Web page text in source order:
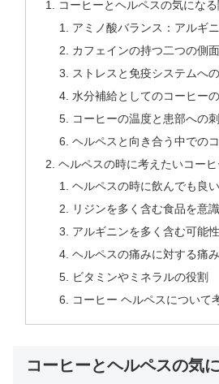
コーヒーとヘルペスの気にな
アミノ酸バランス：アルギ
カフェインの持つ二つの側面
ストレスと免疫システムへ
水分補給としてのコーヒー
コーヒーの温度と患部への
ヘルペスと向き合う中での
ヘルペスの時に考えたいコー
ヘルペスの時に飲んでも良
リジンを多く含む食品を意
アルギニンを多く含む可能
ヘルペスの痛みに対する痛
ビタミンやミネラルの役割
コーヒー ヘルペスについて
コーヒーとヘルペスの気